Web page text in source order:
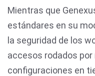
Mientras que
estándares en su
la seguridad de los
accesos rodados por
configuraciones en